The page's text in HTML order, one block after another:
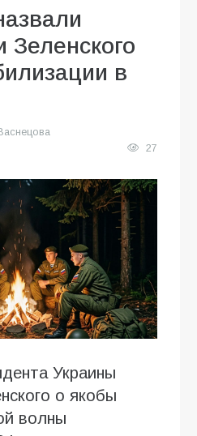
Зеленского
в
27
Украины
о якобы
волны